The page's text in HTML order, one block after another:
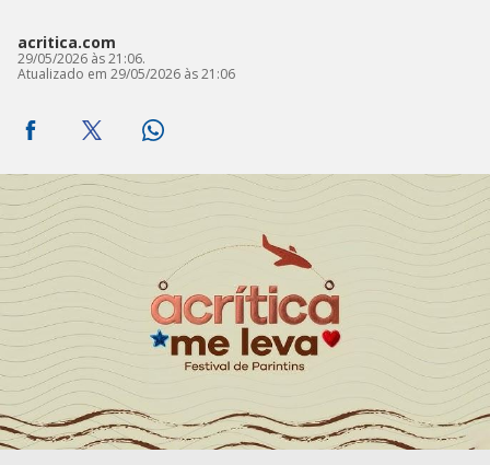
acritica.com
29/05/2026 às 21:06.
Atualizado em 29/05/2026 às 21:06